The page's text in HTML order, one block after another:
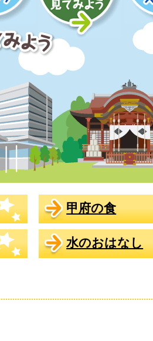
甲府の食
水のおはなし